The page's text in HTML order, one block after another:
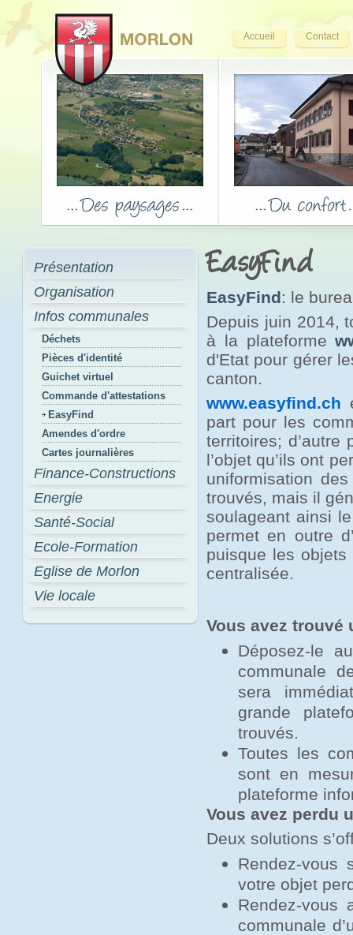
Accueil Contact
Présentation
Organisation
Infos communales
Déchets
Pièces d'identité
Guichet virtuel
Commande d'attestations
EasyFind
Amendes d'ordre
Cartes journalières
Finance-Constructions
Energie
Santé-Social
Ecole-Formation
Eglise de Morlon
Vie locale
EasyFind
EasyFind: le
Depuis juin 2014,
à la plateforme
d'Etat pour gérer
canton.
www.easyfind.ch
part pour les
territoires;
l’objet qu’ils ont
uniformisation
trouvés, mais il
soulageant ainsi
permet en outre
puisque les
centralisée.
Vous avez trouvé
Déposez-le
communale
sera
grande
trouvés.
Toutes les
sont en
plateforme
Vous avez perdu
Deux solutions
Rendez-
votre objet
Rendez-vous
communale